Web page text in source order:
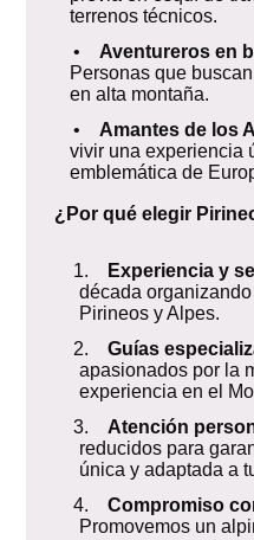
terrenos técnicos.
• Aventureros en
Personas que
en alta montaña.
• Amantes de los
vivir una experiencia
emblemática de
¿Por qué elegir
1. Experiencia y
década
Pirineos y Alpes.
2. Guías
apasionados por la
experiencia en el
3. Atención
reducidos para
única y adaptada a
4. Compromiso
Promovemos un